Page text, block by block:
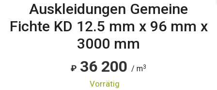
Auskleidungen Gemeine
Fichte KD 12.5 mm x 96 mm x
3000 mm
₽ 36 200 / m3
vorrätig